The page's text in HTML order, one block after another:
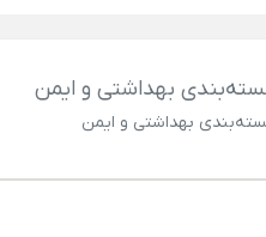
بهداشتی و ایمن
بهداشتی و ایمن